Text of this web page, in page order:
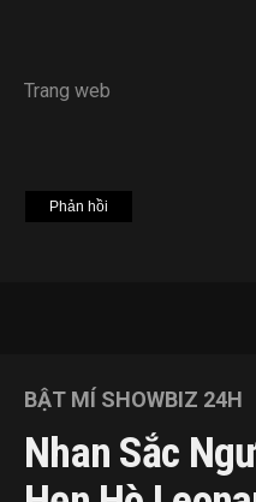
Trang web
BẬT MÍ SHOWBIZ 24H
Nhan Sắc